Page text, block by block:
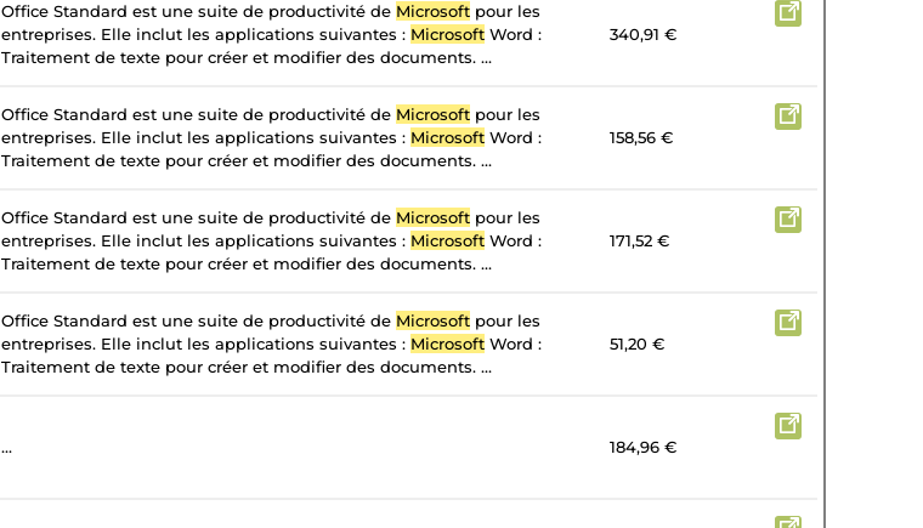
Office Standard est une suite de productivité de Microsoft pour les
entreprises. Elle inclut les applications suivantes : Microsoft Word :
Traitement de texte pour créer et modifier des documents. ...
340,91 €
Office Standard est une suite de productivité de Microsoft pour les
entreprises. Elle inclut les applications suivantes : Microsoft Word :
Traitement de texte pour créer et modifier des documents. ...
158,56 €
Office Standard est une suite de productivité de Microsoft pour les
entreprises. Elle inclut les applications suivantes : Microsoft Word :
Traitement de texte pour créer et modifier des documents. ...
171,52 €
Office Standard est une suite de productivité de Microsoft pour les
entreprises. Elle inclut les applications suivantes : Microsoft Word :
Traitement de texte pour créer et modifier des documents. ...
51,20 €
... 184,96 €